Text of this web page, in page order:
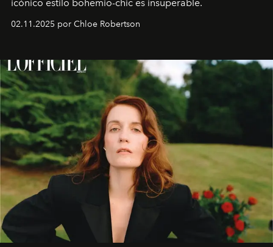
icónico estilo bohemio-chic es insuperable.
02.11.2025 por Chloe Robertson